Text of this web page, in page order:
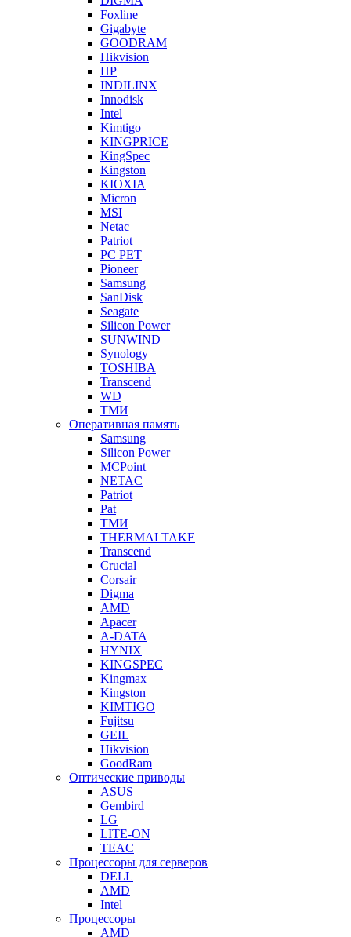
Foxline
Gigabyte
GOODRAM
Hikvision
HP
INDILINX
Innodisk
Intel
Kimtigo
KINGPRICE
KingSpec
Kingston
KIOXIA
Micron
MSI
Netac
Patriot
PC PET
Pioneer
Samsung
SanDisk
Seagate
Silicon Power
SUNWIND
Synology
TOSHIBA
Transcend
WD
ТМИ
Оперативная память
Samsung
Silicon Power
MCPoint
NETAC
Patriot
Pat
ТМИ
THERMALTAKE
Transcend
Crucial
Corsair
Digma
AMD
Apacer
A-DATA
HYNIX
KINGSPEC
Kingmax
Kingston
KIMTIGO
Fujitsu
GEIL
Hikvision
GoodRam
Оптические приводы
ASUS
Gembird
LG
LITE-ON
TEAC
Процессоры для серверов
DELL
AMD
Intel
Процессоры
AMD